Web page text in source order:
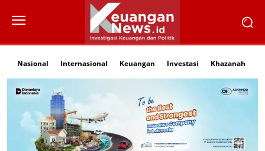
Nasional Internasional Keuangan Investasi Khazanah